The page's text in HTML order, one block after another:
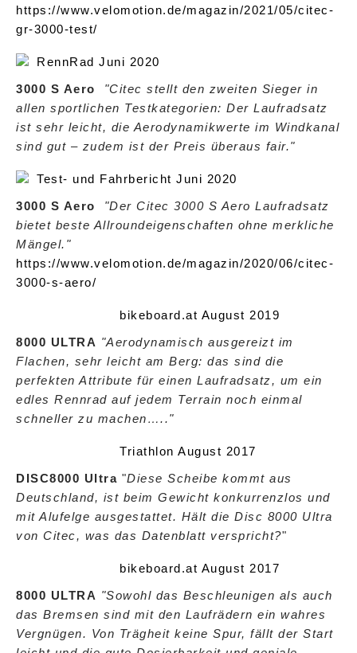
https://www.velomotion.de/magazin/2021/05/citec-
gr-3000-test/
RennRad Juni 2020
3000 S Aero
"Citec stellt den zweiten Sieger in
allen sportlichen Testkategorien: Der Laufradsatz
ist sehr leicht, die Aerodynamikwerte im Windkanal
sind gut – zudem ist der Preis überaus fair."
Test- und Fahrbericht Juni 2020
3000 S Aero
"Der Citec 3000 S Aero Laufradsatz
bietet beste Allroundeigenschaften ohne merkliche
Mängel."
https://www.velomotion.de/magazin/2020/06/citec-
3000-s-aero/
bikeboard.at August 2019
8000 ULTRA "Aerodynamisch ausgereizt im
Flachen, sehr leicht am Berg: das sind die
perfekten Attribute für einen Laufradsatz, um ein
edles Rennrad auf jedem Terrain noch einmal
schneller zu machen….."
Triathlon August 2017
DISC8000 Ultra "Diese Scheibe kommt aus
Deutschland, ist beim Gewicht konkurrenzlos und
mit Alufelge ausgestattet. Hält die Disc 8000 Ultra
von Citec, was das Datenblatt verspricht?"
bikeboard.at August 2017
8000 ULTRA "Sowohl das Beschleunigen als auch
das Bremsen sind mit den Laufrädern ein wahres
Vergnügen. Von Trägheit keine Spur, fällt der Start